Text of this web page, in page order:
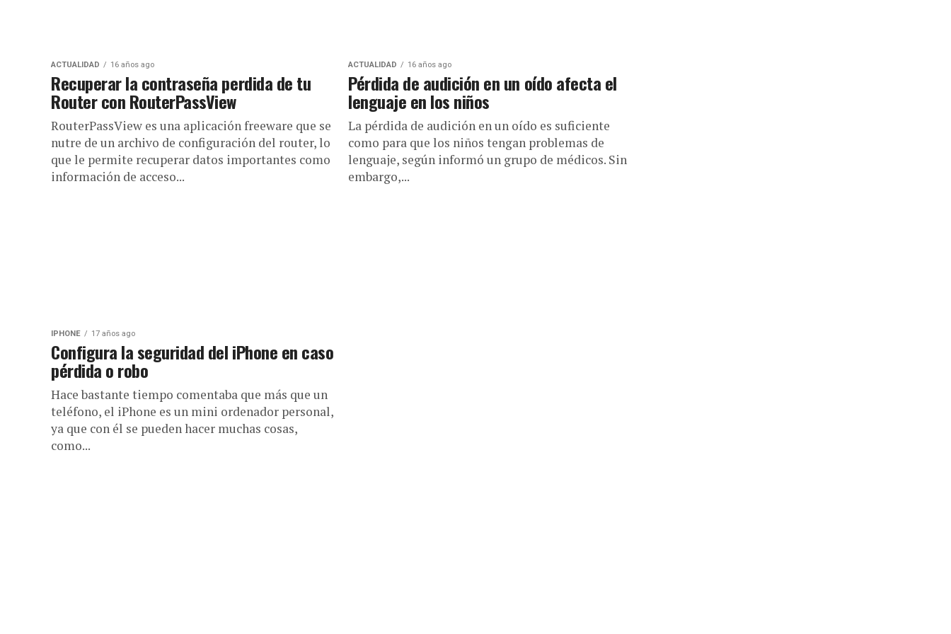
ACTUALIDAD 16 años ago
Recuperar la contraseña perdida de tu
Router con RouterPassView
RouterPassView es una aplicación freeware que se
nutre de un archivo de configuración del router, lo
que le permite recuperar datos importantes como
información de acceso...
ACTUALIDAD 16 años ago
Pérdida de audición en un oído afecta el
lenguaje en los niños
La pérdida de audición en un oído es suficiente
como para que los niños tengan problemas de
lenguaje, según informó un grupo de médicos. Sin
embargo,...
IPHONE 17 años ago
Configura la seguridad del iPhone en caso
pérdida o robo
Hace bastante tiempo comentaba que más que un
teléfono, el iPhone es un mini ordenador personal,
ya que con él se pueden hacer muchas cosas,
como...